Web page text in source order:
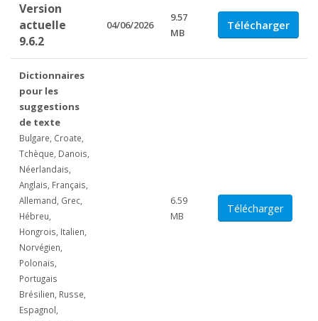
Version
actuelle
9.6.2
04/06/2026
9.57
MB
Télécharger
Dictionnaires
pour les
suggestions
de texte
Bulgare, Croate,
Tchèque, Danois,
Néerlandais,
Anglais, Français,
Allemand, Grec,
Hébreu,
Hongrois, Italien,
Norvégien,
Polonais,
Portugais
Brésilien, Russe,
Espagnol,
6.59
MB
Télécharger